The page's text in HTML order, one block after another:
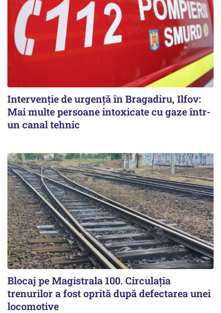
Intervenție de urgență în Bragadiru, Ilfov:
Mai multe persoane intoxicate cu gaze într-
un canal tehnic
Blocaj pe Magistrala 100. Circulația
trenurilor a fost oprită după defectarea unei
locomotive